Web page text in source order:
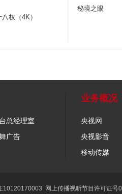
杈（4K）
秘境之眼
总经理室
广告
业务概况
央视网
央视影音
移动传媒
10120170003 网上传播视听节目许可证